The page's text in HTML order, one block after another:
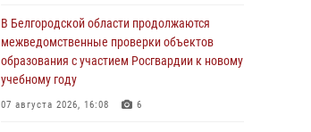
В Белгородской области продолжаются
межведомственные проверки объектов
образования с участием Росгвардии к новому
учебному году
07 августа 2026, 16:08 6